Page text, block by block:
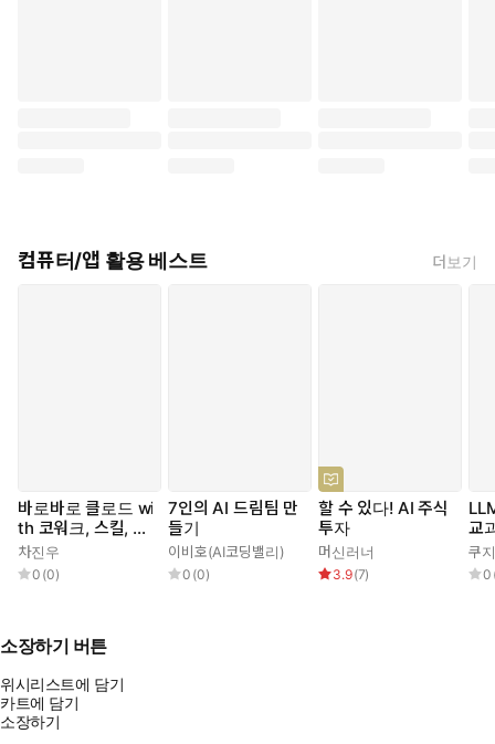
컴퓨터/앱 활용 베스트 더보기
바로바로 클로드 wi
th 코워크, 스킬, 클
로드 코드, 디자인
차진우
0 (0)
7인의 AI 드림팀 만
들기
이비호(AI코딩밸리)
0 (0)
할 수 있다! AI 주식
투자
머신러너
3.9(7)
교
쿠
0
소장하기 버튼
위시리스트에 담기
카트에 담기
소장하기